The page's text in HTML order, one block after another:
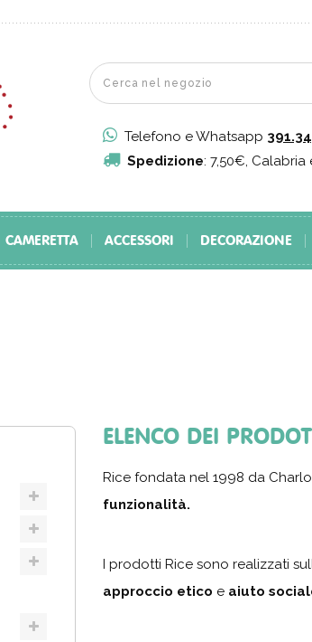
Telefono e Whatsapp
Spedizione: 7,50€, Calabria
ACCESSORI DECORAZIONE
ELENCO DEI
Rice fondata nel 1998 da
funzionalità.
I prodotti Rice sono realizzati
approccio etico e aiuto